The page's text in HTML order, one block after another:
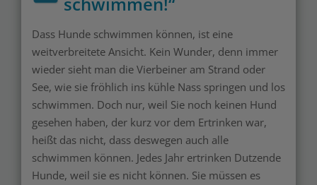
Dass Hunde schwimmen können, ist eine
weitverbreitete Ansicht. Kein Wunder, denn immer
wieder sieht man die Vierbeiner am Strand oder
See, wie sie fröhlich ins kühle Nass springen und los
schwimmen. Doch nur, weil Sie noch keinen Hund
gesehen haben, der kurz vor dem Ertrinken war,
heißt das nicht, dass deswegen auch alle
schwimmen können. Jedes Jahr ertrinken Dutzende
Hunde, weil sie es nicht können. Sie müssen es